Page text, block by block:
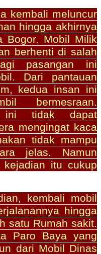
kembali meluncur
hingga akhirnya
Bogor. Mobil Milik
berhenti di salah
pasangan ini
Dari pantauan
kedua insan ini
bermesraan.
ini tidak dapat
mengingat kaca
tidak mampu
jelas. Namun
itu cukup
kembali mobil
hingga
satu Rumah sakit.
Paro Baya yang
dari Mobil Dinas